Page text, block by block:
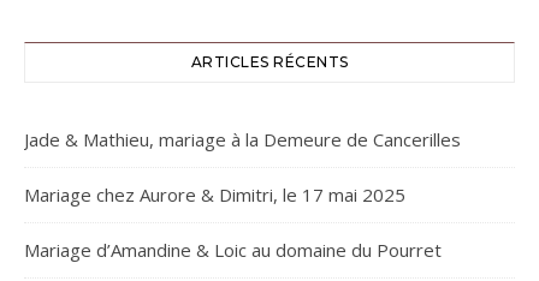
ARTICLES RÉCENTS
Jade & Mathieu, mariage à la Demeure de Cancerilles
Mariage chez Aurore & Dimitri, le 17 mai 2025
Mariage d’Amandine & Loic au domaine du Pourret